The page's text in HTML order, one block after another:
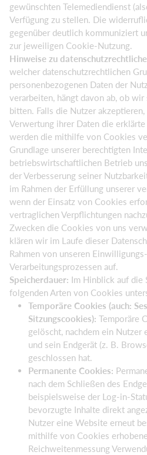
gewünschten Telemediendienst
Verfügung zu stellen. Die
gegenüber deutlich kommuniziert
zur jeweiligen Cookie-Nutzung.
Hinweise zu
welcher datenschutzrechtlichen
personenbezogenen Daten der
verarbeiten, hängt davon ab, ob
bitten. Falls die Nutzer
Verwertung ihrer Daten die
werden die mithilfe von Cookies
Grundlage unserer berechtigten
betriebswirtschaftlichen Betrieb
der Verbesserung seiner
im Rahmen der Erfüllung unserer
wenn der Einsatz von Cookies
vertraglichen Verpflichtungen
Zwecken die Cookies von uns
klären wir im Laufe dieser
Rahmen von unseren
Verarbeitungsprozessen auf.
Speicherdauer: Im Hinblick auf die
folgenden Arten von Cookies
Temporäre Cookies (auch:
Sitzungscookies): Temporäre
gelöscht, nachdem ein Nutzer
und sein Endgerät (z. B.
geschlossen hat.
Permanente Cookies:
nach dem Schließen des
beispielsweise der Log-in-
bevorzugte Inhalte direkt
Nutzer eine Website erneut
mithilfe von Cookies
Reichweitenmessung